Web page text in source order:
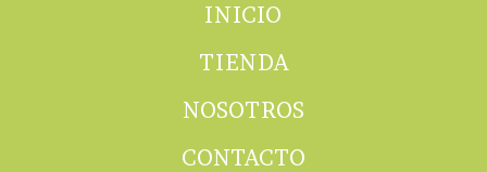
INICIO
TIENDA
NOSOTROS
CONTACTO